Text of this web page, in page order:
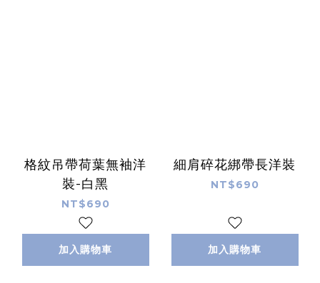
格紋吊帶荷葉無袖洋
裝-白黑
NT$690
加入購物車
細肩碎花綁帶長洋裝
NT$690
加入購物車